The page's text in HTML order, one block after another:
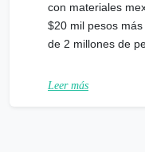
con materiales
$20 mil pesos
de 2 millones de
Leer más